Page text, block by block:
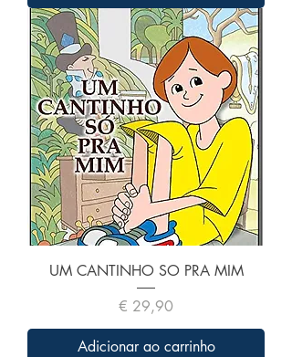
UM CANTINHO SO PRA MIM
Preço
€ 29,90
Adicionar ao carrinho